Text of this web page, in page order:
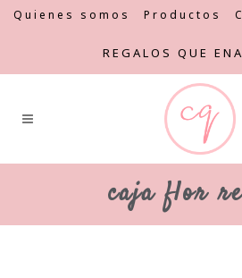
Quienes somos Productos
REGALOS QUE
caja flor